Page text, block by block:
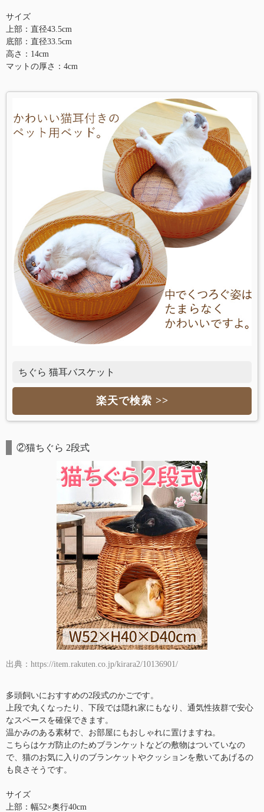
サイズ
上部：直径43.5cm
底部：直径33.5cm
高さ：14cm
マットの厚さ：4cm
ちぐら 猫耳バスケット
楽天で検索 >>
②猫ちぐら 2段式
出典：https://item.rakuten.co.jp/kirara2/10136901/
多頭飼いにおすすめの2段式のかごです。
上段で丸くなったり、下段では隠れ家にもなり、通気性抜群で安心
なスペースを確保できます。
温かみのある素材で、お部屋にもおしゃれに置けますね。
こちらはケガ防止のためブランケットなどの敷物はついていなの
で、猫のお気に入りのブランケットやクッションを敷いてあげるの
も良さそうです。
サイズ
上部：幅52×奥行40cm